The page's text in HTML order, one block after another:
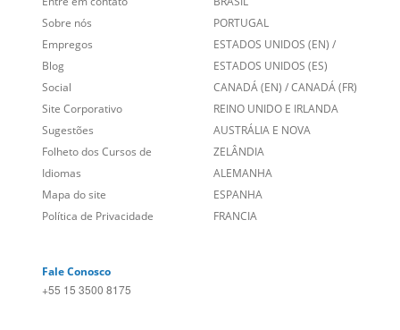
Sobre nós
Empregos
Blog
Social
Site Corporativo
Sugestões
Folheto dos Cursos de
Idiomas
Mapa do site
Política de Privacidade
PORTUGAL
ESTADOS UNIDOS (EN) /
ESTADOS UNIDOS (ES)
CANADÁ (EN) /CANADÁ (FR)
REINO UNIDO E IRLANDA
AUSTRÁLIA E NOVA
ZELÂNDIA
ALEMANHA
ESPANHA
FRANCIA
Fale Conosco
+55 15 3500 8175